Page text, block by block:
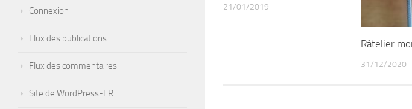
21/01/2019
Râtelier
31/12/2020
Connexion
Flux des publications
Flux des commentaires
Site de WordPress-FR